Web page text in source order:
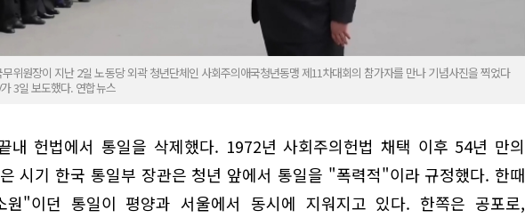
위원장이 지난 2일 노동당 외곽 청년단체인 사회주의애국청년동맹 제11차대회의 참가자를 만나 기념사진을 찍었다
3일 보도했다. 연합뉴스
내 헌법에서 통일을 삭제했다. 1972년 사회주의헌법 채택 이후 54년 만의
시기 한국 통일부 장관은 청년 앞에서 통일을 "폭력적"이라 규정했다. 한때
원"이던 통일이 평양과 서울에서 동시에 지워지고 있다. 한쪽은 공포로,